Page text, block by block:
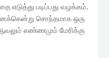
எடுத்து படிப்பது வழக்கம்.
சொந்தமாக ஒரு
எண்ணமும் மேரிக்கு